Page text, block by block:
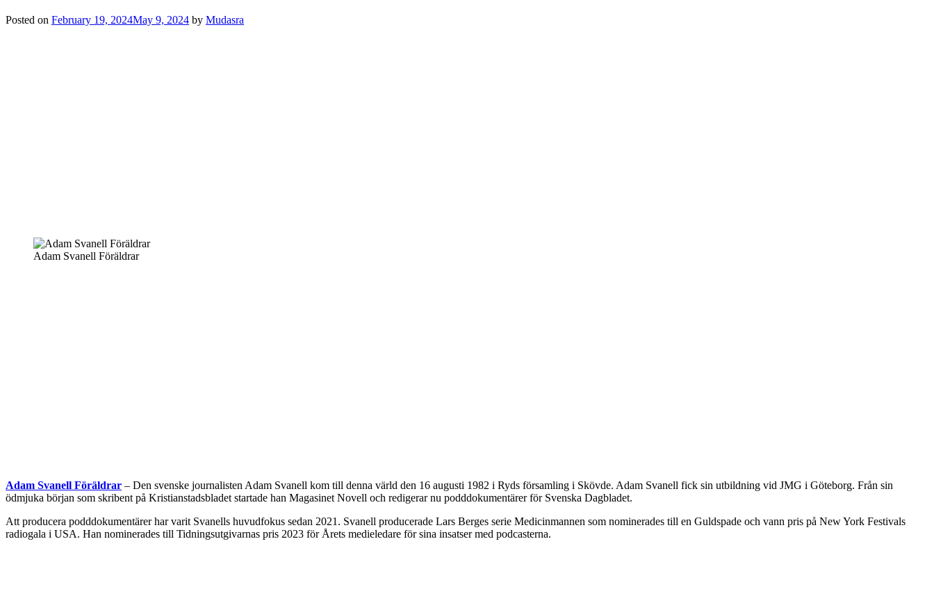
Posted on February 19, 2024May 9, 2024 by Mudasra
Adam Svanell Föräldrar
Adam Svanell Föräldrar – Den svenske journalisten Adam Svanell kom till denna värld den 16 augusti 1982 i Ryds församling i Skövde. Adam Svanell fick sin utbildning vid JMG i Göteborg. Från sin
ödmjuka början som skribent på Kristianstadsbladet startade han Magasinet Novell och redigerar nu podddokumentärer för Svenska Dagbladet.
Att producera podddokumentärer har varit Svanells huvudfokus sedan 2021. Svanell producerade Lars Berges serie Medicinmannen som nominerades till en Guldspade och vann pris på New York Festivals
radiogala i USA. Han nominerades till Tidningsutgivarnas pris 2023 för Årets medieledare för sina insatser med podcasterna.